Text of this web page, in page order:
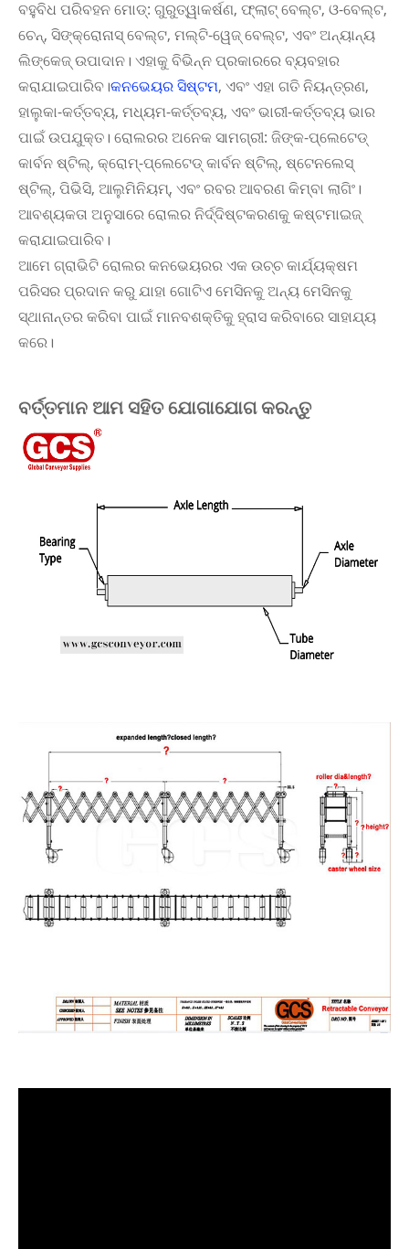
ବହୁବିଧ ପରିବହନ ମୋଡ୍: ଗୁରୁତ୍ୱାକର୍ଷଣ, ଫ୍ଲାଟ୍ ବେଲ୍ଟ, ଓ-ବେଲ୍ଟ,
ଚେନ୍, ସିଙ୍କ୍ରୋନାସ୍ ବେଲ୍ଟ, ମଲ୍ଟି-ୱେଜ୍ ବେଲ୍ଟ, ଏବଂ ଅନ୍ୟାନ୍ୟ
ଲିଙ୍କେଜ୍ ଉପାଦାନ। ଏହାକୁ ବିଭିନ୍ନ ପ୍ରକାରରେ ବ୍ୟବହାର
କରାଯାଇପାରିବ।କନଭେୟର ସିଷ୍ଟମ, ଏବଂ ଏହା ଗତି ନିୟନ୍ତ୍ରଣ,
ହାଲୁକା-କର୍ତ୍ତବ୍ୟ, ମଧ୍ୟମ-କର୍ତ୍ତବ୍ୟ, ଏବଂ ଭାରୀ-କର୍ତ୍ତବ୍ୟ ଭାର
ପାଇଁ ଉପଯୁକ୍ତ। ରୋଲରର ଅନେକ ସାମଗ୍ରୀ: ଜିଙ୍କ-ପ୍ଲେଟେଡ୍
କାର୍ବନ ଷ୍ଟିଲ୍, କ୍ରୋମ୍-ପ୍ଲେଟେଡ୍ କାର୍ବନ ଷ୍ଟିଲ୍, ଷ୍ଟେନଲେସ୍
ଷ୍ଟିଲ୍, ପିଭିସି, ଆଲୁମିନିୟମ୍, ଏବଂ ରବର ଆବରଣ କିମ୍ବା ଲାଗିଂ।
ଆବଶ୍ୟକତା ଅନୁସାରେ ରୋଲର ନିର୍ଦ୍ଦିଷ୍ଟକରଣକୁ କଷ୍ଟମାଇଜ୍
କରାଯାଇପାରିବ।
ଆମେ ଗ୍ରାଭିଟି ରୋଲର କନଭେୟରର ଏକ ଉଚ୍ଚ କାର୍ଯ୍ୟକ୍ଷମ
ପରିସର ପ୍ରଦାନ କରୁ ଯାହା ଗୋଟିଏ ମେସିନକୁ ଅନ୍ୟ ମେସିନକୁ
ସ୍ଥାନାନ୍ତର କରିବା ପାଇଁ ମାନବଶକ୍ତିକୁ ହ୍ରାସ କରିବାରେ ସାହାଯ୍ୟ
କରେ।
ବର୍ତ୍ତମାନ ଆମ ସହିତ ଯୋଗାଯୋଗ କରନ୍ତୁ